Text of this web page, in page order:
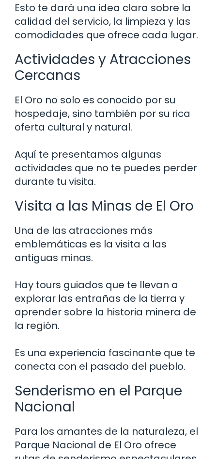
Esto te dará una idea clara sobre la
calidad del servicio, la limpieza y las
comodidades que ofrece cada lugar.
Actividades y Atracciones
Cercanas
El Oro no solo es conocido por su
hospedaje, sino también por su rica
oferta cultural y natural.
Aquí te presentamos algunas
actividades que no te puedes perder
durante tu visita.
Visita a las Minas de El Oro
Una de las atracciones más
emblemáticas es la visita a las
antiguas minas.
Hay tours guiados que te llevan a
explorar las entrañas de la tierra y
aprender sobre la historia minera de
la región.
Es una experiencia fascinante que te
conecta con el pasado del pueblo.
Senderismo en el Parque
Nacional
Para los amantes de la naturaleza, el
Parque Nacional de El Oro ofrece